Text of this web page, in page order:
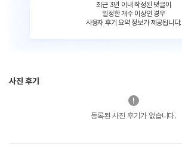
최근 3년 이내 작성된 댓글이
일정한 개수 이상인 경우
사용자 후기 요약 정보가 제공됩니다.
사진 후기
등록된 사진 후기가 없습니다.